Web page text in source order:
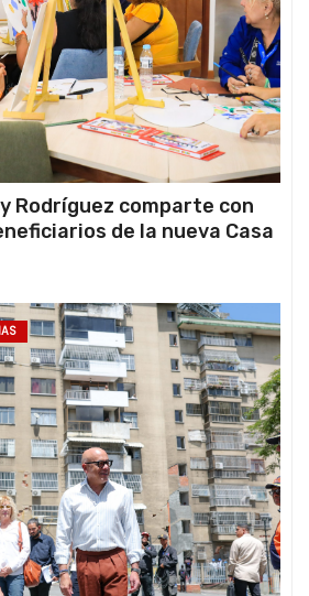
Rodríguez comparte con
de la nueva Casa
Primavera” en Caracas